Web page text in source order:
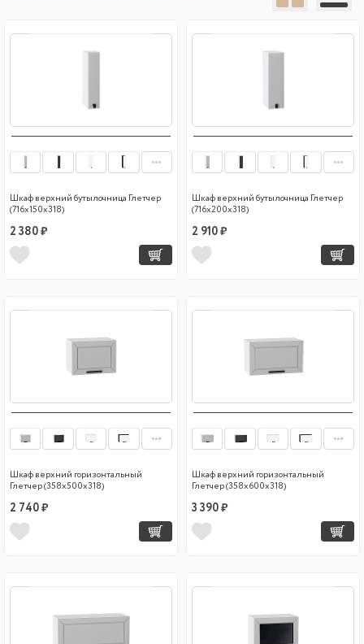
Шкаф верхний бутылочница Глетчер
(716х150х318)
2 380 ₽
Шкаф верхний бутылочница Глетчер
(716х200х318)
2 910 ₽
Шкаф верхний горизонтальный
Глетчер (358х500х318)
2 740 ₽
Шкаф верхний горизонтальный
Глетчер (358х600х318)
3 390 ₽